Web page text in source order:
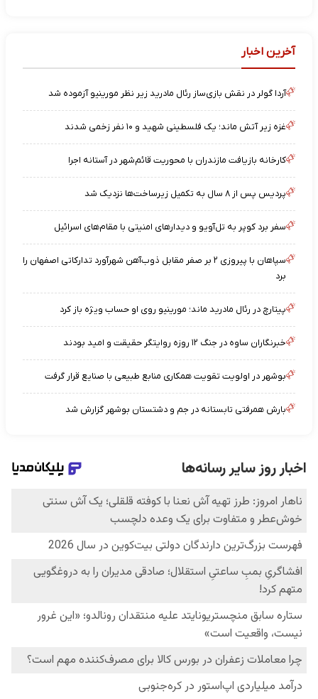
آخرین اخبار
آردا گولر در نقش بازی‌ساز رئال مادرید زیر نظر مورینیو آزموده شد
غزه زیر آتش ماند؛ یک فلسطینی شهید و ۱۰ نفر زخمی شدند
کارخانه بازیافت مازندران با محوریت قائم‌شهر در آستانه اجرا
پردیس پس از ۸ سال به تکمیل زیرساخت‌ها نزدیک شد
سفر برد کوپر به تل‌آویو و دیدارهای امنیتی با مقام‌های اسرائیل
سپاهان با پیروزی ۲ بر صفر مقابل ذوب‌آهن شهرآورد تدارکاتی اصفهان را
برد
پیتارچ در رئال مادرید ماند؛ مورینیو روی او حساب ویژه باز کرد
خبرنگاران ساوه در جنگ ۱۲ روزه روایتگر حقیقت و امید بودند
بوشهر در اولویت تقویت همکاری منابع طبیعی با صنایع قرار گرفت
بارش همرفتی تابستانه در جم و دشتستان بوشهر گزارش شد